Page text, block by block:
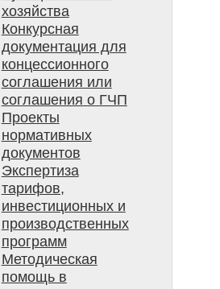
хозяйства
Конкурсная
документация для
концессионного
соглашения или
соглашения о ГЧП
Проекты
нормативных
документов
Экспертиза
тарифов,
инвестиционных и
производственных
программ
Методическая
помощь в